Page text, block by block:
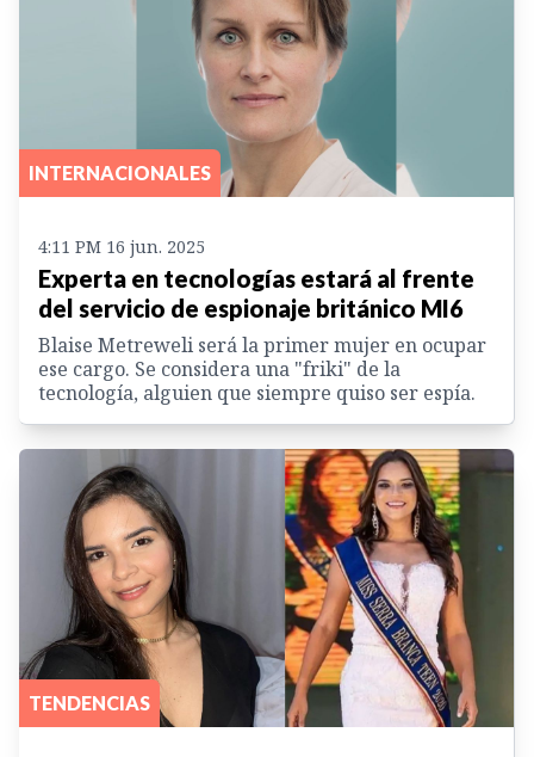
INTERNACIONALES
4:11 PM 16 jun. 2025
Experta en tecnologías estará al frente
del servicio de espionaje británico MI6
Blaise Metreweli será la primer mujer en ocupar
ese cargo. Se considera una "friki" de la
tecnología, alguien que siempre quiso ser espía.
TENDENCIAS